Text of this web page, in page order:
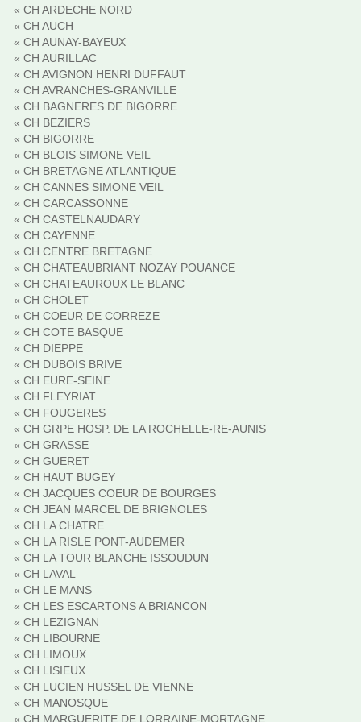
« CH ARDECHE NORD
« CH AUCH
« CH AUNAY-BAYEUX
« CH AURILLAC
« CH AVIGNON HENRI DUFFAUT
« CH AVRANCHES-GRANVILLE
« CH BAGNERES DE BIGORRE
« CH BEZIERS
« CH BIGORRE
« CH BLOIS SIMONE VEIL
« CH BRETAGNE ATLANTIQUE
« CH CANNES SIMONE VEIL
« CH CARCASSONNE
« CH CASTELNAUDARY
« CH CAYENNE
« CH CENTRE BRETAGNE
« CH CHATEAUBRIANT NOZAY POUANCE
« CH CHATEAUROUX LE BLANC
« CH CHOLET
« CH COEUR DE CORREZE
« CH COTE BASQUE
« CH DIEPPE
« CH DUBOIS BRIVE
« CH EURE-SEINE
« CH FLEYRIAT
« CH FOUGERES
« CH GRPE HOSP. DE LA ROCHELLE-RE-AUNIS
« CH GRASSE
« CH GUERET
« CH HAUT BUGEY
« CH JACQUES COEUR DE BOURGES
« CH JEAN MARCEL DE BRIGNOLES
« CH LA CHATRE
« CH LA RISLE PONT-AUDEMER
« CH LA TOUR BLANCHE ISSOUDUN
« CH LAVAL
« CH LE MANS
« CH LES ESCARTONS A BRIANCON
« CH LEZIGNAN
« CH LIBOURNE
« CH LIMOUX
« CH LISIEUX
« CH LUCIEN HUSSEL DE VIENNE
« CH MANOSQUE
« CH MARGUERITE DE LORRAINE-MORTAGNE